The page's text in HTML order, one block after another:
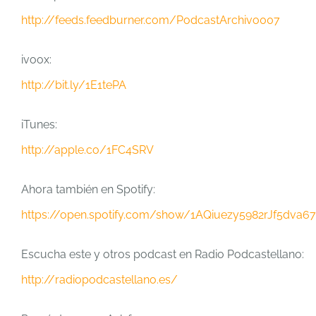
http://feeds.feedburner.com/PodcastArchivo007
ivoox:
http://bit.ly/1E1tePA
iTunes:
http://apple.co/1FC4SRV
Ahora también en Spotify:
https://open.spotify.com/show/
Escucha este y otros podcast en Radio Podcastellano:
http://radiopodcastellano.es/